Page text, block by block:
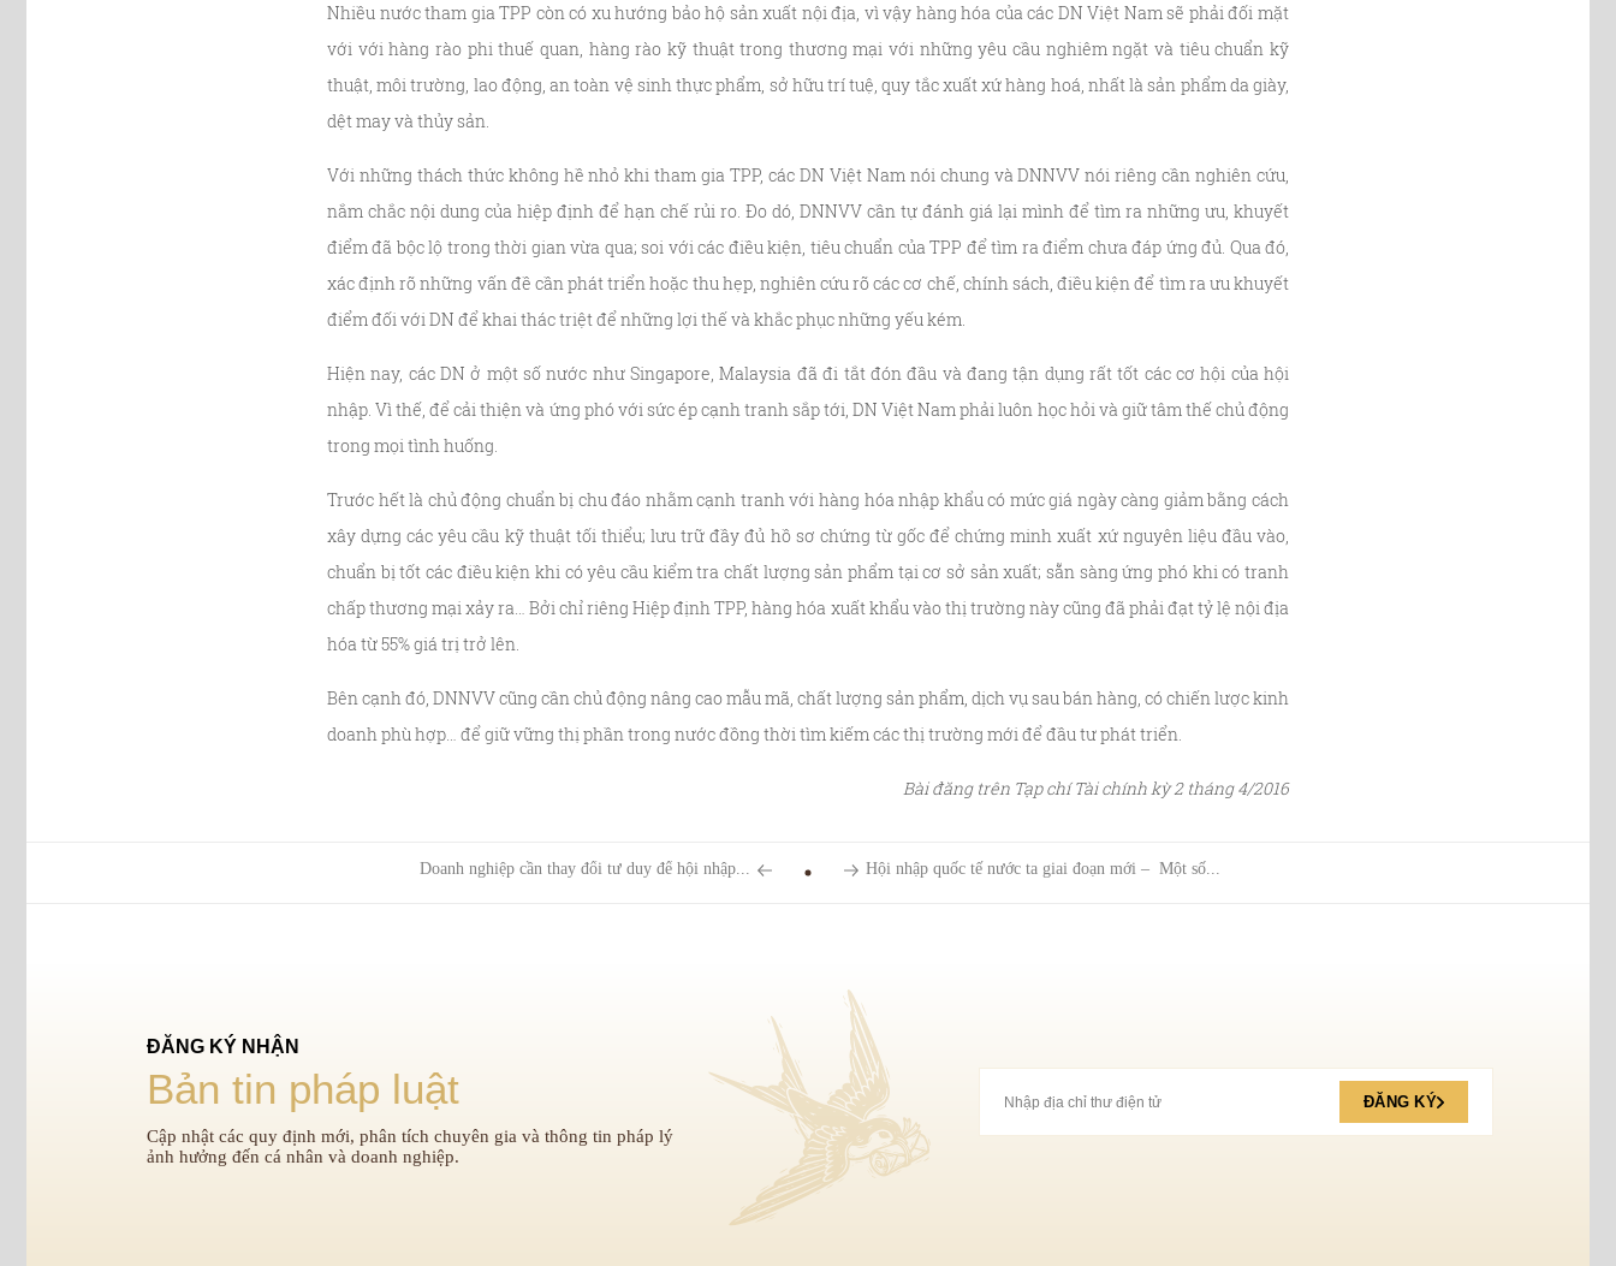
Nhiều nước tham gia TPP còn có xu hướng bảo hộ sản xuất nội địa, vì vậy hàng hóa của các DN Việt Nam sẽ phải đối mặt
với với hàng rào phi thuế quan, hàng rào kỹ thuật trong thương mại với những yêu cầu nghiêm ngặt và tiêu chuẩn kỹ
thuật, môi trường, lao động, an toàn vệ sinh thực phẩm, sở hữu trí tuệ, quy tắc xuất xứ hàng hoá, nhất là sản phẩm da giày,
dệt may và thủy sản.
Với những thách thức không hề nhỏ khi tham gia TPP, các DN Việt Nam nói chung và DNNVV nói riêng cần nghiên cứu,
nắm chắc nội dung của hiệp định để hạn chế rủi ro. Đo dó, DNNVV cần tự đánh giá lại mình để tìm ra những ưu, khuyết
điểm đã bộc lộ trong thời gian vừa qua; soi với các điều kiện, tiêu chuẩn của TPP để tìm ra điểm chưa đáp ứng đủ. Qua đó,
xác định rõ những vấn đề cần phát triển hoặc thu hẹp, nghiên cứu rõ các cơ chế, chính sách, điều kiện để tìm ra ưu khuyết
điểm đối với DN để khai thác triệt để những lợi thế và khắc phục những yếu kém.
Hiện nay, các DN ở một số nước như Singapore, Malaysia đã đi tắt đón đầu và đang tận dụng rất tốt các cơ hội của hội
nhập. Vì thế, để cải thiện và ứng phó với sức ép cạnh tranh sắp tới, DN Việt Nam phải luôn học hỏi và giữ tâm thế chủ động
trong mọi tình huống.
Trước hết là chủ động chuẩn bị chu đáo nhằm cạnh tranh với hàng hóa nhập khẩu có mức giá ngày càng giảm bằng cách
xây dựng các yêu cầu kỹ thuật tối thiểu; lưu trữ đầy đủ hồ sơ chứng từ gốc để chứng minh xuất xứ nguyên liệu đầu vào,
chuẩn bị tốt các điều kiện khi có yêu cầu kiểm tra chất lượng sản phẩm tại cơ sở sản xuất; sẵn sàng ứng phó khi có tranh
chấp thương mại xảy ra… Bởi chỉ riêng Hiệp định TPP, hàng hóa xuất khẩu vào thị trường này cũng đã phải đạt tỷ lệ nội địa
hóa từ 55% giá trị trở lên.
Bên cạnh đó, DNNVV cũng cần chủ động nâng cao mẫu mã, chất lượng sản phẩm, dịch vụ sau bán hàng, có chiến lược kinh
doanh phù hợp… để giữ vững thị phần trong nước đồng thời tìm kiếm các thị trường mới để đầu tư phát triển.
Bài đăng trên Tạp chí Tài chính kỳ 2 tháng 4/2016
Doanh nghiệp cần thay đổi tư duy để hội nhập... Hội nhập quốc tế nước ta giai đoạn mới – Một số...
ĐĂNG KÝ NHẬN
Bản tin pháp luật
Cập nhật các quy định mới, phân tích chuyên gia và thông tin pháp lý
ảnh hưởng đến cá nhân và doanh nghiệp.
ĐĂNG KÝ